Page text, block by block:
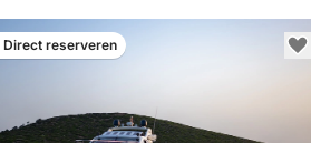
Direct reserveren